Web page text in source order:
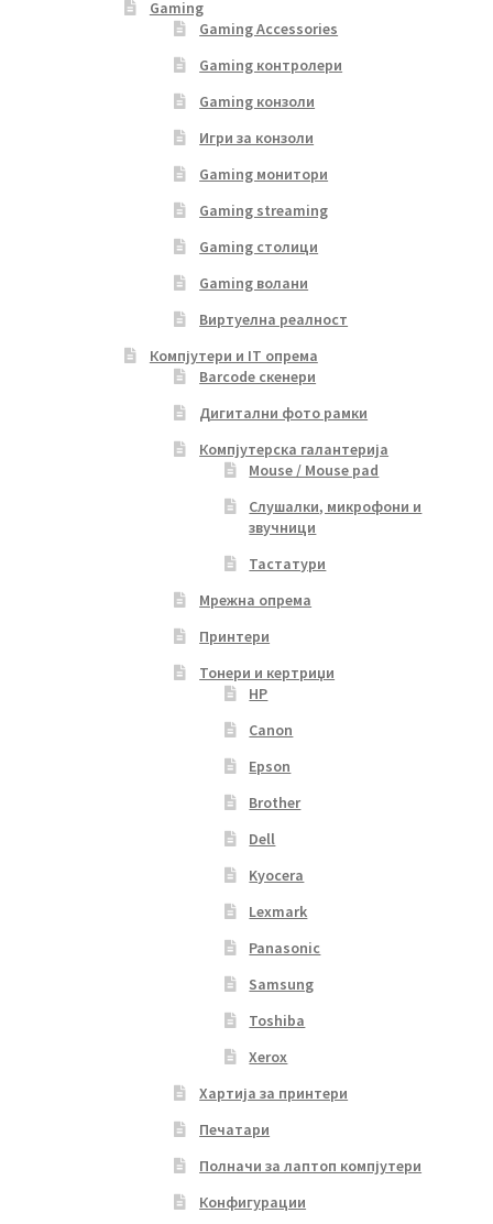
Gaming
Gaming Accessories
Gaming контролери
Gaming конзоли
Игри за конзоли
Gaming монитори
Gaming streaming
Gaming столици
Gaming волани
Виртуелна реалност
Компјутери и IT опрема
Barcode скенери
Дигитални фото рамки
Компјутерска галантерија
Mouse / Mouse pad
Слушалки, микрофони и
звучници
Тастатури
Мрежна опрема
Принтери
Тонери и кертриџи
HP
Canon
Epson
Brother
Dell
Kyocera
Lexmark
Panasonic
Samsung
Toshiba
Xerox
Хартија за принтери
Печатари
Полначи за лаптоп компјутери
Конфигурации